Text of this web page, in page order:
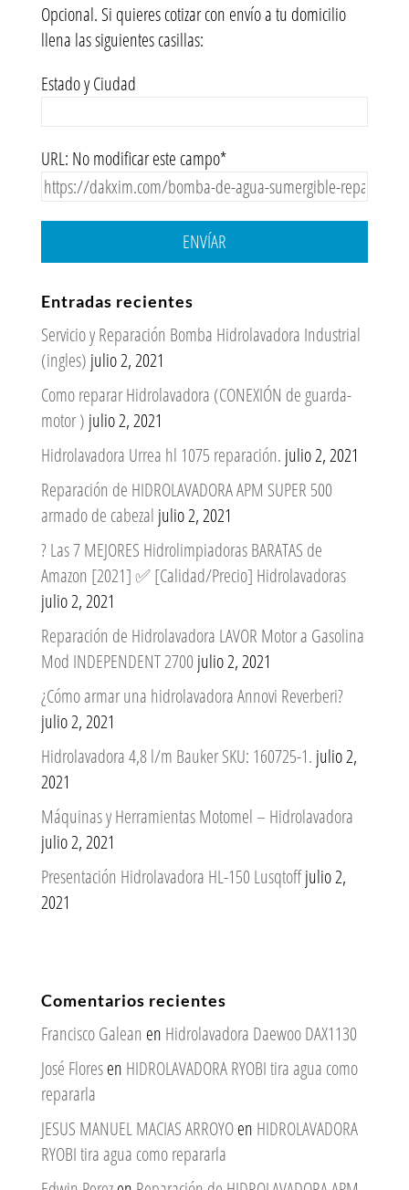
Opcional. Si quieres cotizar con envío a tu domicilio
llena las siguientes casillas:
Estado y Ciudad
URL: No modificar este campo*
ENVÍAR
Entradas recientes
Servicio y Reparación Bomba Hidrolavadora Industrial
(ingles) julio 2, 2021
Como reparar Hidrolavadora (CONEXIÓN de guarda-
motor ) julio 2, 2021
Hidrolavadora Urrea hl 1075 reparación. julio 2, 2021
Reparación de HIDROLAVADORA APM SUPER 500
armado de cabezal julio 2, 2021
? Las 7 MEJORES Hidrolimpiadoras BARATAS de
Amazon [2021] ✅ [Calidad/Precio] Hidrolavadoras
julio 2, 2021
Reparación de Hidrolavadora LAVOR Motor a Gasolina
Mod INDEPENDENT 2700 julio 2, 2021
¿Cómo armar una hidrolavadora Annovi Reverberi?
julio 2, 2021
Hidrolavadora 4,8 l/m Bauker SKU: 160725-1. julio 2,
2021
Máquinas y Herramientas Motomel – Hidrolavadora
julio 2, 2021
Presentación Hidrolavadora HL-150 Lusqtoffjulio 2,
2021
Comentarios recientes
Francisco Galean en Hidrolavadora Daewoo DAX1130
José Floresen HIDROLAVADORA RYOBI tira agua como
repararla
JESUS MANUEL MACIAS ARROYOen HIDROLAVADORA
RYOBI tira agua como repararla